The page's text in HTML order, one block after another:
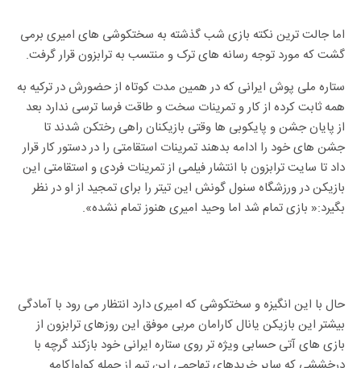
اما جالت ترین نکته بازی شب گذشته به سختکوشی های امیری برمی
گشت که مورد توجه رسانه های ترک و منتسب به ترابزون قرار گرفت.
ستاره ملی پوش ایرانی که در همین مدت کوتاه از حضورش در ترکیه به
همه ثابت کرده از کار و تمرینات سخت و طاقت فرسا ترسی ندارد بعد
از پایان جشن و پایکوبی ها وقتی بازیکنان راهی رختکن شدند تا
جشن های خود را ادامه بدهند تمرینات استقامتی را در دستور کار قرار
داد تا سایت ترابزون با انتشار فیلمی از تمرینات فردی و استقامتی این
بازیکن در ورزشگاه سنول گونش این تیتر را برای تمجید از او در نظر
بگیرد:« بازی تمام شد اما وحید امیری هنوز تمام نشده».
حال با این انگیزه و سختکوشی که امیری دارد انتظار می رود با آمادگی
بیشتر این بازیکن یانال کارامان مربی موفق این روزهای ترابزون از
بازی های آتی حسابی ویژه تر روی ستاره ایرانی خود بازکند گرچه با